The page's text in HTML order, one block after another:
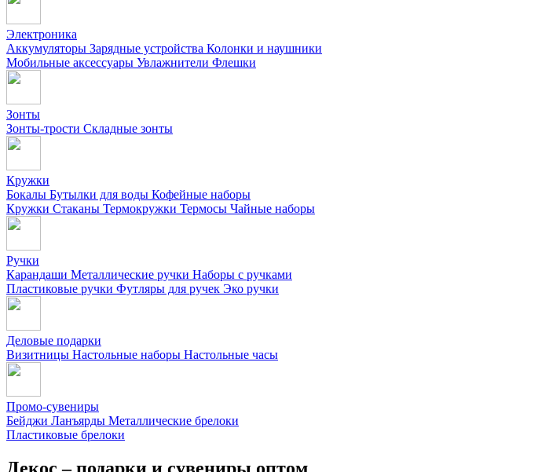
Электроника
Аккумуляторы Зарядные устройства Колонки и наушники
Мобильные аксессуары Увлажнители Флешки
Зонты
Зонты-трости Складные зонты
Кружки
Бокалы Бутылки для воды Кофейные наборы
Кружки Стаканы Термокружки Термосы Чайные наборы
Ручки
Карандаши Металлические ручки Наборы с ручками
Пластиковые ручки Футляры для ручек Эко ручки
Деловые подарки
Визитницы Настольные наборы Настольные часы
Промо-сувениры
Бейджи Ланъярды Металлические брелоки
Пластиковые брелоки